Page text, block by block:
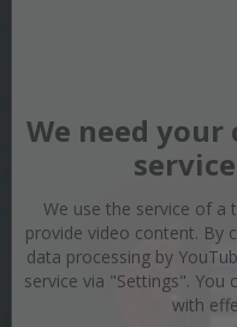
We need
We use the service of a
provide video content. By
data processing by
service via "Settings".
with